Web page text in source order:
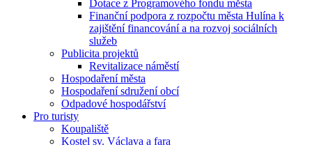
Dotace z Programového fondu města
Finanční podpora z rozpočtu města Hulína k
zajištění financování a na rozvoj sociálních
služeb
Publicita projektů
Revitalizace náměstí
Hospodaření města
Hospodaření sdružení obcí
Odpadové hospodářství
Pro turisty
Koupaliště
Kostel sv. Václava a fara